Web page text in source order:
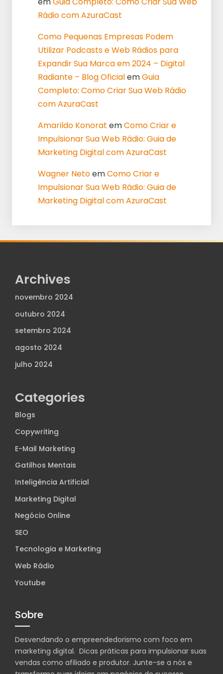
Rádio com AzuraCast
Como Pequenas Empresas Podem
Utilizar Podcasts e Web Rádios para
Expandir Sua Marca em 2024 – Digital
Radiante – Blog OficialemGuia
Completo: Como Criar Sua Web Rádio
com AzuraCast
Amarildo Konorat emComo Criar e
Impulsionar Sua Web Rádio: Guia de
Marketing Digital com AzuraCast
Wagner NetoemComo Criar e
Impulsionar Sua Web Rádio: Guia de
Marketing Digital com AzuraCast
Archives
novembro 2024
outubro 2024
setembro 2024
agosto 2024
julho 2024
Categories
Blogs
Copywriting
E-Mail Marketing
Gatilhos Mentais
Inteligência Artificial
Marketing Digital
Negócio Online
SEO
Tecnologia e Marketing
Web Rádio
Youtube
Sobre
Desvendando o empreendedorismo com foco em
marketing digital. Dicas práticas para impulsionar suas
vendas como afiliado e produtor. Junte-se a nós e